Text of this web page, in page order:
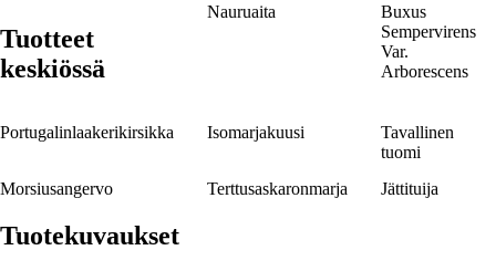
Tuotteet
keskiössä
Nauruaita
Buxus
Sempervirens
Var.
Arborescens
Portugalinlaakerikirsikka Isomarjakuusi
Tavallinen
tuomi
Morsiusangervo
Terttusaskaronmarja Jättituija
Tuotekuvaukset